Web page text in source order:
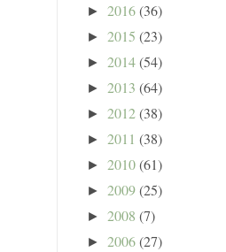
► 2016(36)
► 2015 (23)
► 2014(54)
► 2013 (64)
► 2012(38)
► 2011 (38)
► 2010(61)
► 2009(25)
► 2008 (7)
► 2006(27)